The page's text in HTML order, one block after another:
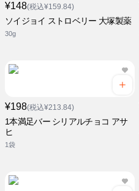
¥148(税込¥159.84)
ソイジョイ ストロベリー 大塚製薬
30g
¥198(税込¥213.84)
1本満足バー シリアルチョコ アサ
ヒ
1袋